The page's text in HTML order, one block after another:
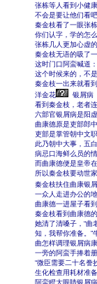
张栋等人看到小健
不会是要让他们看
秦金枝看了一眼张
你们认字，学的怎
张栋几人更加心虚
秦金枝无语的吸了
这时门口阿蛮喊道
这个时候来的，不
秦金枝一出来就看
洋金花
银屑病
看到秦金枝，老者
六部官银屑病是阳
曲康德原是吏部郎
吏部是掌管朝中文
此乃朝中大事，五
病忌口海鲜么员的
而曲康德便是皇帝
所以秦金枝要动世
秦金枝扶住曲康银
一众人走进办公的
曲康德一进屋子看
秦金枝看到曲康德
她清了清嗓子，“曲
知，我帮你准备。”
曲怎样调理银屑病
一旁的阿蛮手捧着
“微臣需要二十名誊
生化检查用耗材准
阿蛮瞪大眼睛银屑